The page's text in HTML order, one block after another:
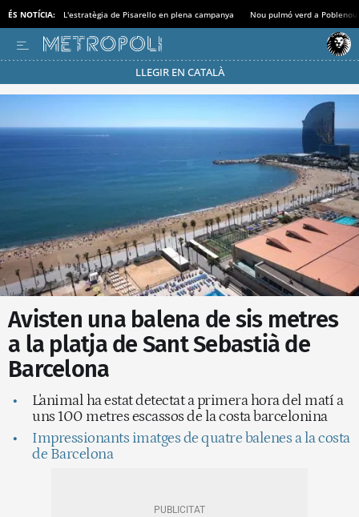
ÉS NOTÍCIA: L'estratègia de Pisarello en plena campanya Nou pulmó verd a Poblenou
LLEGIR EN CATALÀ
Passa’t al mode estalvi
Avisten una balena de sis metres
a la platja de Sant Sebastià de
Barcelona
L'animal ha estat detectat a primera hora del matí a
uns 100 metres escassos de la costa barcelonina
Impressionants imatges de quatre balenes a la costa
de Barcelona